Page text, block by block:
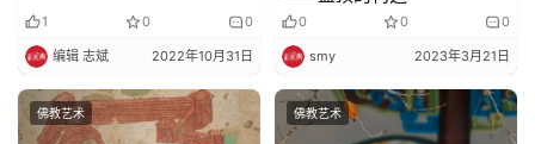
1 0 0
编辑 志斌 2022年10月31日
0 0 0
smy 2023年3月21日
佛教艺术 佛教艺术